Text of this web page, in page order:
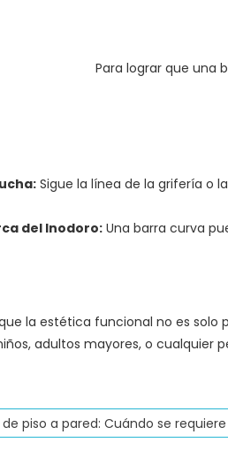
Para lograr que una
Sigue la línea de la grifería o
del Inodoro:Una barra curva
la estética funcional no es solo
adultos mayores, o cualquier
piso a pared: Cuándo se requiere